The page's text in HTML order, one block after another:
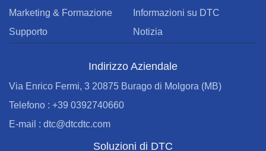
Marketing & Formazione
Supporto
Informazioni su DTC
Notizia
Indirizzo Aziendale
Via Enrico Fermi, 3 20875 Burago di Molgora (MB)
Telefono : +39 0392740660
E-mail : dtc@dtcdtc.com
Soluzioni di DTC